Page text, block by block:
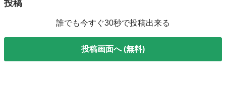
投稿
誰でも今すぐ30秒で投稿出来る
投稿画面へ (無料)